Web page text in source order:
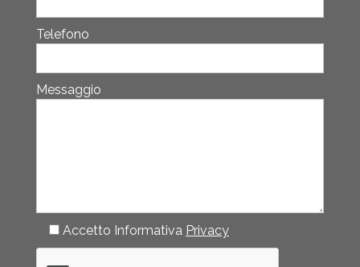
Telefono
Messaggio
Accetto Informativa Privacy